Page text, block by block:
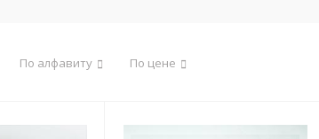
По алфавиту По цене